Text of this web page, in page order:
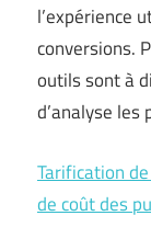
l’expérience
conversions.
outils sont à
d’analyse
Tarification
de coût des